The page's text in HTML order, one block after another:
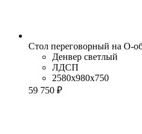
Стол переговорный на О-
Денвер светлый
ЛДСП
2580x980x750
59 750 ₽